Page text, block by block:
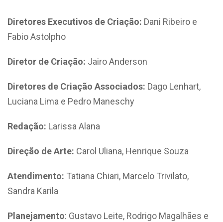
Diretores Executivos de Criação: Dani Ribeiro e
Fabio Astolpho
Diretor de Criação: Jairo Anderson
Diretores de Criação Associados: Dago Lenhart,
Luciana Lima e Pedro Maneschy
Redação: Larissa Alana
Direção de Arte: Carol Uliana, Henrique Souza
Atendimento: Tatiana Chiari, Marcelo Trivilato,
Sandra Karila
Planejamento: Gustavo Leite, Rodrigo Magalhães e